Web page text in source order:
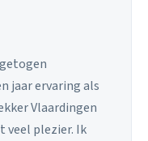
jaar ervaring als
Vlaardingen
veel plezier. Ik